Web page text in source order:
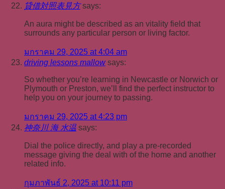
貸借対照表見方 says:
An aura might be described as an vitality field that
surrounds any particular person or living factor.
มกราคม 29, 2025 at 4:04 am
driving lessons mallow says:
So whether you’re learning in Newcastle or Norwich or
Plymouth or Preston, we’ll find the perfect instructor to
help you on your journey to passing.
มกราคม 29, 2025 at 4:23 pm
神奈川 海 水温 says:
Dial the police directly, and play a pre-recorded
message giving the deal with of the home and another
related info.
กุมภาพันธ์ 2, 2025 at 10:11 pm